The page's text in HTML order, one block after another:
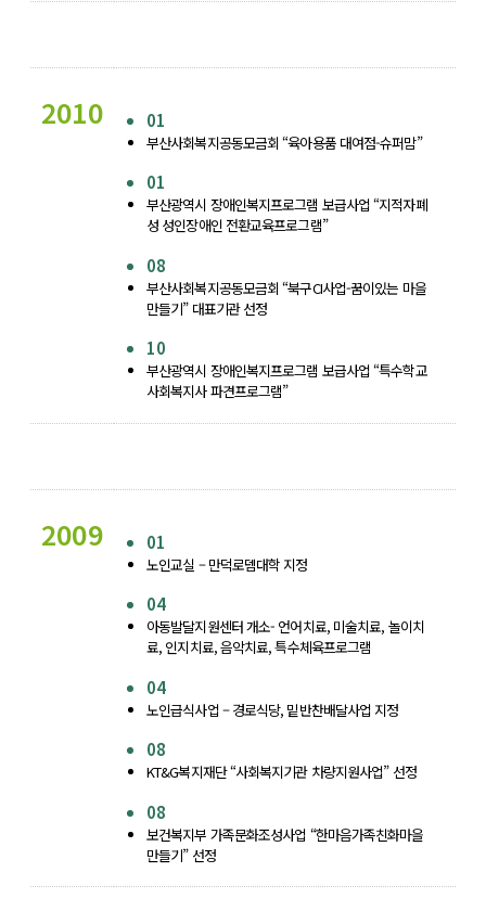
2010 01
부산사회복지공동모금회 “육아용품 대여점-슈퍼맘”
01
부산광역시 장애인복지프로그램 보급사업 “지적자폐
성 성인장애인 전환교육프로그램”
08
부산사회복지공동모금회 “북구CI사업-꿈이있는 마을
만들기” 대표기관 선정
10
부산광역시 장애인복지프로그램 보급사업 “특수학교
사회복지사 파견프로그램”
2009 01
노인교실 – 만덕로뎀대학 지정
04
아동발달지원센터 개소- 언어치료, 미술치료, 놀이치
료, 인지치료, 음악치료, 특수체육프로그램
04
노인급식사업 – 경로식당, 밑반찬배달사업 지정
08
KT&G복지재단 “사회복지기관 차량지원사업” 선정
08
보건복지부 가족문화조성사업 “한마음가족친화마을
만들기” 선정